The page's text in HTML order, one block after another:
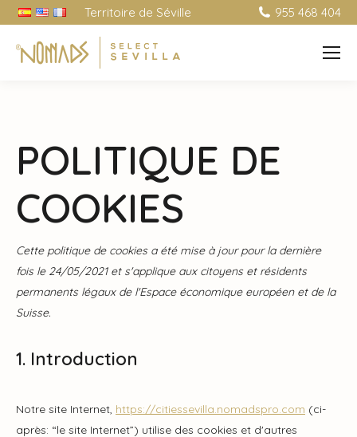
Territoire de Séville 955 468 404
POLITIQUE DE
COOKIES
Cette politique de cookies a été mise à jour pour la dernière
fois le 24/05/2021 et s'applique aux citoyens et résidents
permanents légaux de l'Espace économique européen et de la
Suisse.
1. Introduction
Notre site Internet, https://citiessevilla.nomadspro.com (ci-
après: “le site Internet”) utilise des cookies et d'autres